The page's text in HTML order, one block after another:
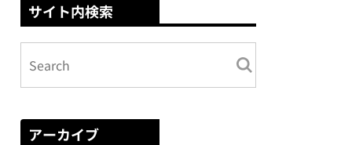
サイト内検索
アーカイブ